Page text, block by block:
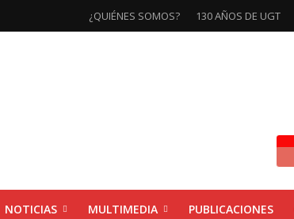
¿QUIÉNES SOMOS? 130 AÑOS DE UGT
NOTICIAS MULTIMEDIA PUBLICACIONES